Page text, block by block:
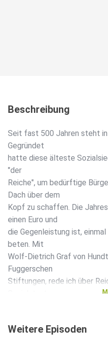
Beschreibung
Seit fast 500 Jahren steht in
Gegründet
hatte diese älteste
"der
Reiche", um bedürftige
Dach über dem
Kopf zu schaffen. Die
einen Euro und
die Gegenleistung ist,
beten. Mit
Wolf-Dietrich Graf von
Fuggerschen
Stiftungen, rede ich über
Weitere Episoden